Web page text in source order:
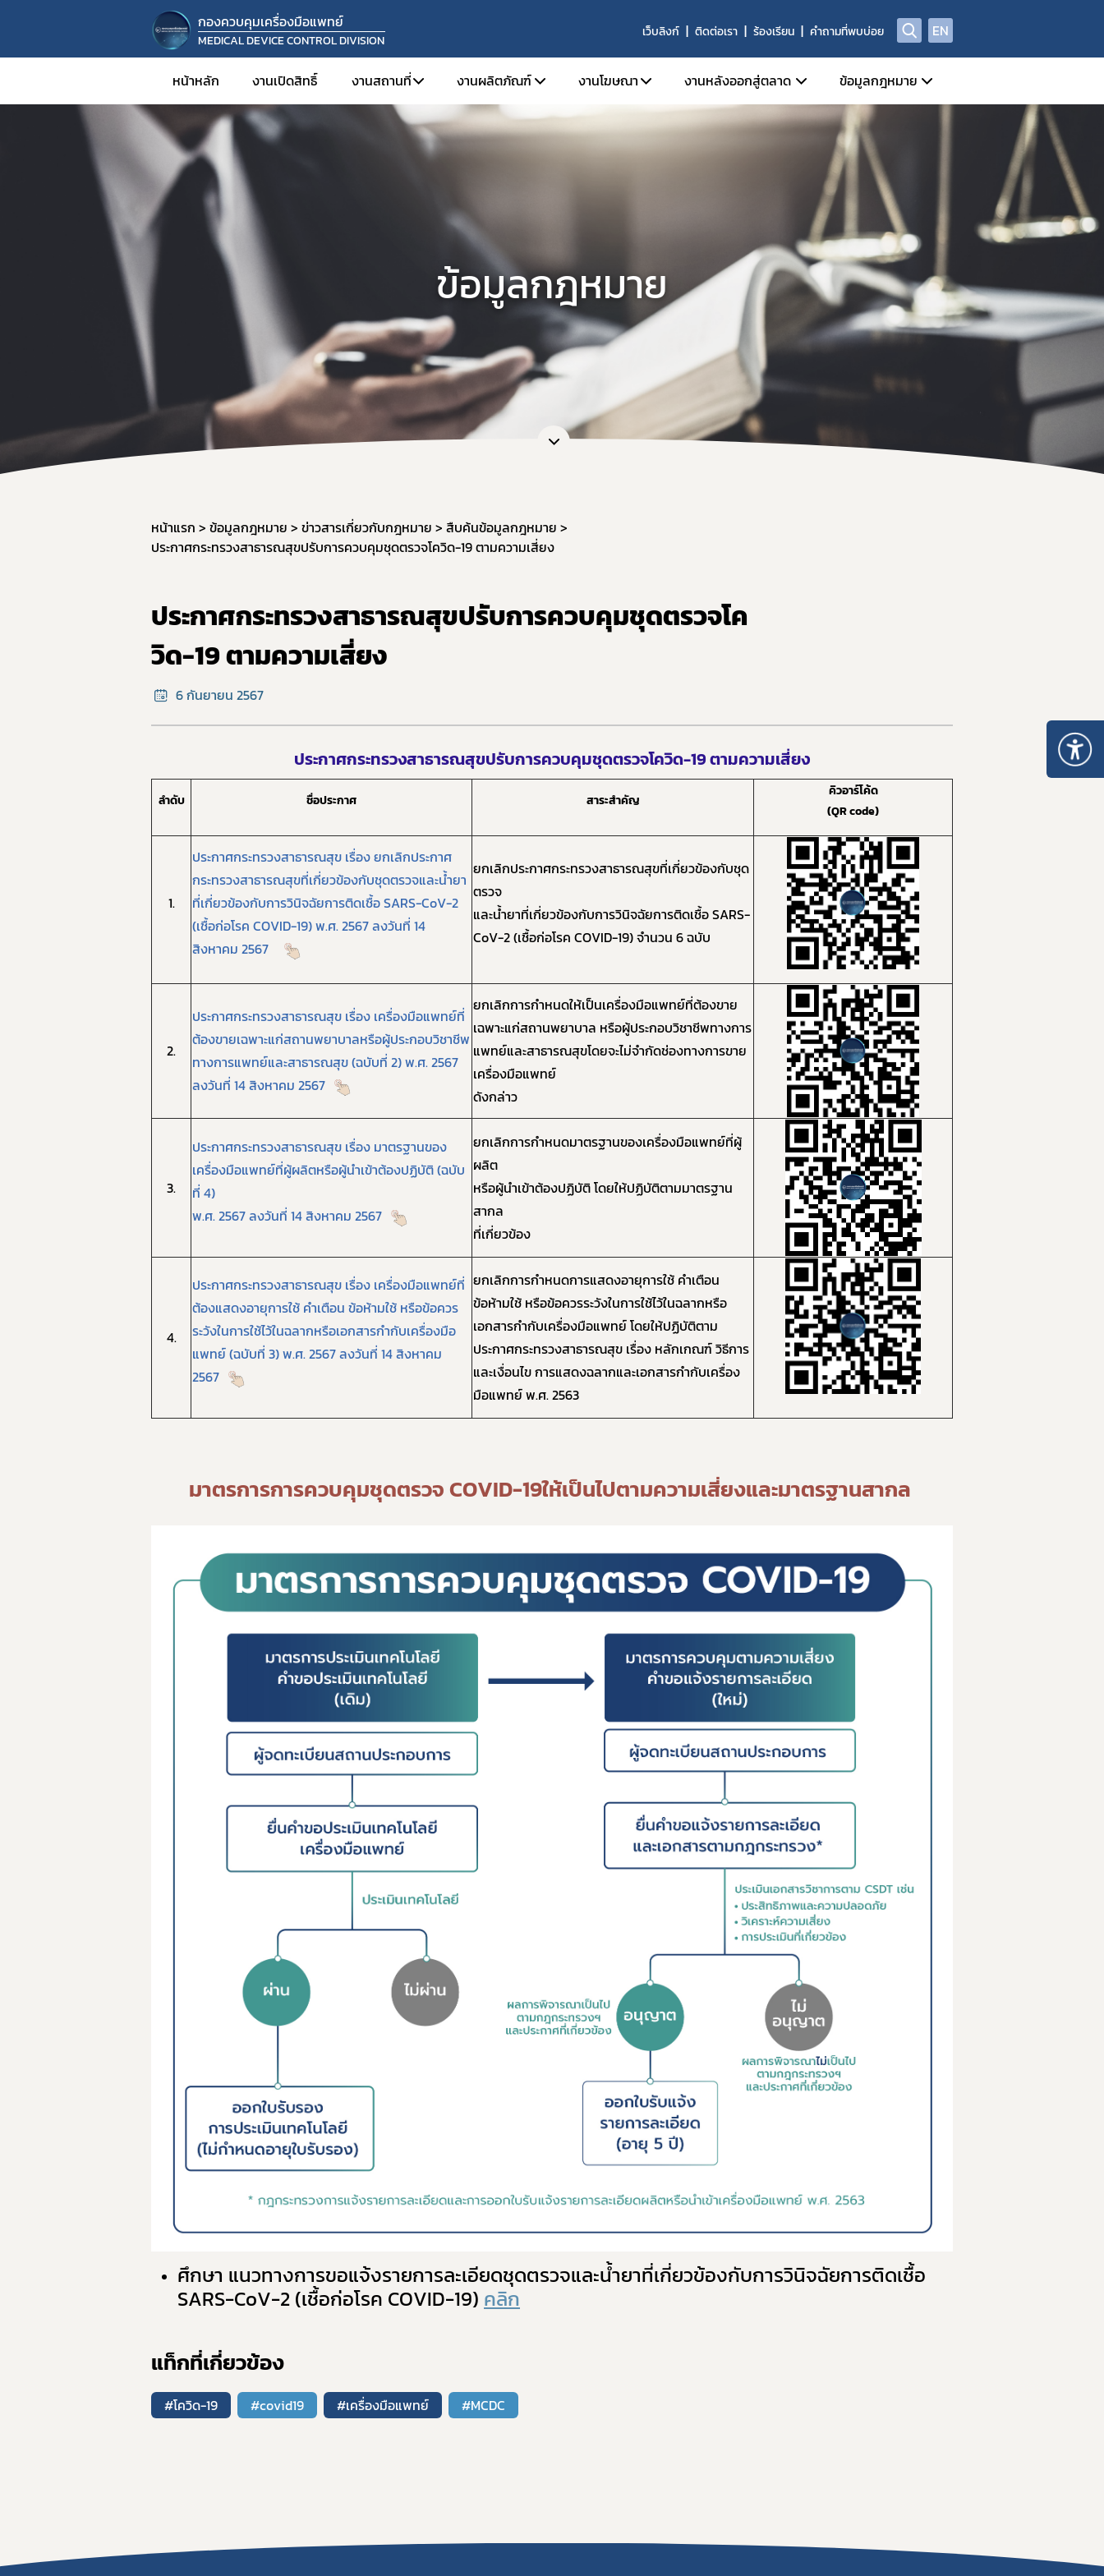
กองควบคุมเครื่องมือแพทย์
MEDICAL DEVICE CONTROL DIVISION
เว็บลิงก์ ติดต่อเรา ร้องเรียน คำถามที่พบบ่อย EN
หน้าหลัก งานเปิดสิทธิ์ งานสถานที่
จดทะเบียนสถานประกอบการ
ระบบคุณภาพการนำเข้าหรือขาย
ข่าวสารงานสถานที่
การปรึกษาแบบแปลนสถานที่ผลิตเครื่องมือแพทย์
ผู้ควบคุมการผลิต/นำเข้า/ขายเครื่องมือแพทย์
งานผลิตภัณฑ์
การขึ้นทะเบียนผลิตภัณฑ์
งานเครื่องมือแพทย์สำหรับวินิจฉัยภายนอกร่างกาย (IVD Medical Device)
งานเครื่องมือแพทย์จดแจ้ง (Listing Medical Device)
ผลิตเพื่อการส่งออก
วินิจฉัยผลิตภัณฑ์
เลิกกิจการ/ไม่ต่ออายุ
การขอยกเว้นไม่ต้องขออนุญาตผลิต นำเข้า ขาย
หนังสือรับรองเครื่องมือแพทย์เพื่อการส่งออก
กลุ่มส่งเสริมการประกอบการเครื่องมือแพทย์
งานโฆษณา
ข้อมูลเบื้องต้นและกฎหมายที่เกี่ยวข้อง
โฆษณาต่อผู้ประกอบวิชาชีพทางการแพทย์
งานหลังออกสู่ตลาด
บทบาทหน้าที่กลุ่มกำกับดูแลหลังออกสู่ตลาด
หน้าที่ของผู้ประกอบการด้านเครื่องมือแพทย์
ผลิตภัณฑ์ที่ถูกยกเลิก/เพิกถอน
ประกาศรายชื่อหน่วยวิเคราะห์
ข้อมูลด้านความปลอดภัยของเครื่องมือแพทย์
รายงานการผลิต นำเข้า หรือขาย
ข้อมูลกฎหมาย
ข่าวสารเกี่ยวกับกฎหมาย
ประชาพิจารณ์ร่างกฎหมาย
พระราชบัญญัติเครื่องมือแพทย์
กฎกระทรวง
ประกาศกระทรวงสาธารณสุข
ประกาศสำนักงานคณะกรรมการอาหารและยา
ประกาศคณะกรรมการเครื่องมือแพทย์
ระเบียบสำนักงานคณะกรรมการอาหารและยา
คำสั่งสำนักงานคณะกรรมการอาหารและยา
ข้อมูลกฎหมาย
หน้าแรก ข้อมูลกฎหมาย ข่าวสารเกี่ยวกับกฎหมาย
สืบค้นข้อมูลกฎหมาย
ประกาศกระทรวงสาธารณสุขปรับการควบคุมชุดตรวจโควิด-19 ตามความเสี่ยง
ประกาศกระทรวงสาธารณสุขปรับการควบคุมชุดตรวจโค
วิด-19 ตามความเสี่ยง
6 กันยายน 2567
ประกาศกระทรวงสาธารณสุขปรับการควบคุมชุดตรวจโควิด-19 ตามความเสี่ยง
ลำดับ ชื่อประกาศ สาระสำคัญ
คิวอาร์โค้ด
(QR code)
1.
ประกาศกระทรวงสาธารณสุข เรื่อง ยกเลิกประกาศ
กระทรวงสาธารณสุขที่เกี่ยวข้องกับชุดตรวจและน้ำยา
ที่เกี่ยวข้องกับการวินิจฉัยการติดเชื้อSARS-CoV-2
(เชื้อก่อโรค COVID-19) พ.ศ. 2567 ลงวันที่ 14
สิงหาคม 2567
ยกเลิกประกาศกระทรวงสาธารณสุขที่เกี่ยวข้องกับชุด
ตรวจ
และน้ำยาที่เกี่ยวข้องกับการวินิจฉัยการติดเชื้อSARS-
CoV-2 (เชื้อก่อโรค COVID-19) จำนวน 6 ฉบับ
2.
ประกาศกระทรวงสาธารณสุข เรื่อง เครื่องมือแพทย์ที่
ต้องขายเฉพาะแก่สถานพยาบาลหรือผู้ประกอบวิชาชีพ
ทางการแพทย์และสาธารณสุข (ฉบับที่ 2) พ.ศ. 2567
ลงวันที่ 14 สิงหาคม 2567
ยกเลิกการกำหนดให้เป็นเครื่องมือแพทย์ที่ต้องขาย
เฉพาะแก่สถานพยาบาล หรือผู้ประกอบวิชาชีพทางการ
แพทย์และสาธารณสุขโดยจะไม่จำกัดช่องทางการขาย
เครื่องมือแพทย์
ดังกล่าว
3.
ประกาศกระทรวงสาธารณสุข เรื่อง มาตรฐานของ
เครื่องมือแพทย์ที่ผู้ผลิตหรือผู้นำเข้าต้องปฏิบัติ (ฉบับ
ที่ 4)
พ.ศ. 2567 ลงวันที่ 14 สิงหาคม 2567
ยกเลิกการกำหนดมาตรฐานของเครื่องมือแพทย์ที่ผู้
ผลิต
หรือผู้นำเข้าต้องปฏิบัติ โดยให้ปฏิบัติตามมาตรฐาน
สากล
ที่เกี่ยวข้อง
4.
ประกาศกระทรวงสาธารณสุข เรื่อง เครื่องมือแพทย์ที่
ต้องแสดงอายุการใช้ คำเตือน ข้อห้ามใช้ หรือข้อควร
ระวังในการใช้ไว้ในฉลากหรือเอกสารกำกับเครื่องมือ
แพทย์ (ฉบับที่ 3)พ.ศ. 2567 ลงวันที่ 14 สิงหาคม
2567
ยกเลิกการกำหนดการแสดงอายุการใช้ คำเตือน
ข้อห้ามใช้ หรือข้อควรระวังในการใช้ไว้ในฉลากหรือ
เอกสารกำกับเครื่องมือแพทย์ โดยให้ปฏิบัติตาม
ประกาศกระทรวงสาธารณสุข เรื่อง หลักเกณฑ์ วิธีการ
และเงื่อนไข การแสดงฉลากและเอกสารกำกับเครื่อง
มือแพทย์ พ.ศ. 2563
มาตรการการควบคุมชุดตรวจCOVID-19ให้เป็นไปตามความเสี่ยงและมาตรฐานสากล
ศึกษา แนวทางการขอแจ้งรายการละเอียดชุดตรวจและน้ำยาที่เกี่ยวข้องกับการวินิจฉัยการติดเชื้อ
SARS-CoV-2 (เชื้อก่อโรค COVID-19) คลิก
แท็กที่เกี่ยวข้อง
#โควิด-19 #covid19 #เครื่องมือแพทย์ #MCDC
Subscribe
เลือกหัวข้อที่ท่านต้องการ Subscribe